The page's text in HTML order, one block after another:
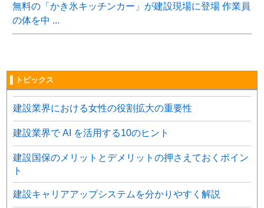
無料の「かき氷キッチンカー」が建設現場に登場 作業員
の体を中 ...
▌トピックス
建設業界における女性の役割拡大の重要性
建設業界で AI を活用する10のヒント
建設国保のメリットとデメリットの押さえておくポイン
ト
建設キャリアアップシステムを分かりやすく解説